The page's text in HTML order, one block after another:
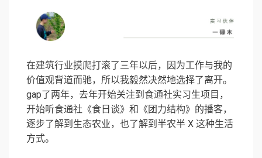
在建筑行业摸爬打滚了三年以后，因为工作与我的
价值观背道而驰，所以我毅然决然地选择了离开。
gap了两年，去年开始关注到食通社实习生项目，
开始听食通社《食日谈》和《团力结构》的播客，
逐步了解到生态农业，也了解到半农半 X 这种生活
方式。